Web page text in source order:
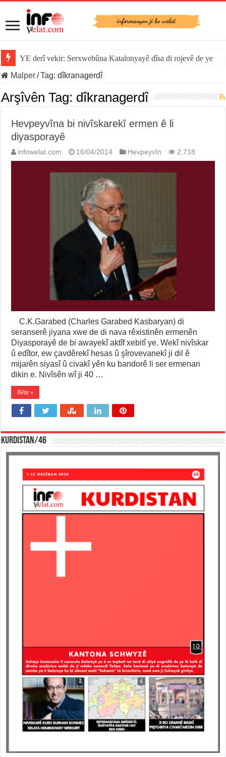
YE derî vekir: Serxwebûna Katalonyayê dîsa di rojevê de ye
Malper/Tag:dîkranagerdî
Arşîvên Tag: dîkranagerdî
Hevpeyvîna bi nivîskarekî ermen ê li
diyasporayê
infowelat.com 16/04/2014 Hevpeyvîn 2,718
C.K.Garabed (Charles Garabed Kasbaryan) di
seranserê jiyana xwe de di nava rêxistinên ermenên
Diyasporayê de bi awayekî aktîf xebitî ye. Wekî nivîskar
û edîtor, ew çavdêrekî hesas û şîrovevanekî ji dil ê
mijarên siyasî û civakî yên ku bandorê li ser ermenan
dikin e. Nivîsên wî ji 40 …
Bêtir »
KURDISTAN/46